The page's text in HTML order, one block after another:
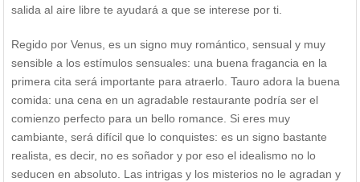
salida al aire libre te ayudará a que se interese por ti.
Regido por Venus, es un signo muy romántico, sensual y muy
sensible a los estímulos sensuales: una buena fragancia en la
primera cita será importante para atraerlo. Tauro adora la buena
comida: una cena en un agradable restaurante podría ser el
comienzo perfecto para un bello romance. Si eres muy
cambiante, será difícil que lo conquistes: es un signo bastante
realista, es decir, no es soñador y por eso el idealismo no lo
seducen en absoluto. Las intrigas y los misterios no le agradan y